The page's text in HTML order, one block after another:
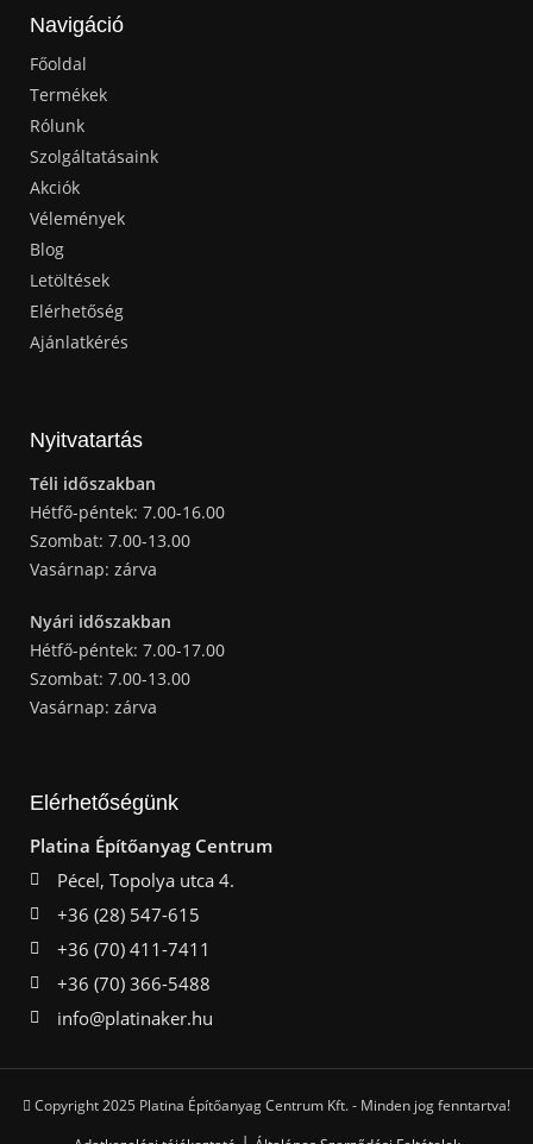
Navigáció
Főoldal
Termékek
Rólunk
Szolgáltatásaink
Akciók
Vélemények
Blog
Letöltések
Elérhetőség
Ajánlatkérés
Nyitvatartás
Téli időszakban
Hétfő-péntek: 7.00-16.00
Szombat: 7.00-13.00
Vasárnap: zárva
Nyári időszakban
Hétfő-péntek: 7.00-17.00
Szombat: 7.00-13.00
Vasárnap: zárva
Elérhetőségünk
Platina Építőanyag Centrum
Pécel, Topolya utca 4.
+36 (28) 547-615
+36 (70) 411-7411
+36 (70) 366-5488
info@platinaker.hu
Copyright 2025 Platina Építőanyag Centrum Kft. - Minden jog fenntartva!